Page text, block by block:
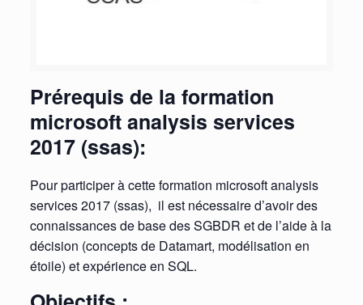
Prérequis de la formation
microsoft analysis services
2017 (ssas):
Pour participer à cette formation microsoft analysis
services 2017 (ssas), il est nécessaire d’avoir des
connaissances de base des SGBDR et de l’aide à la
décision (concepts de Datamart, modélisation en
étoile) et expérience en SQL.